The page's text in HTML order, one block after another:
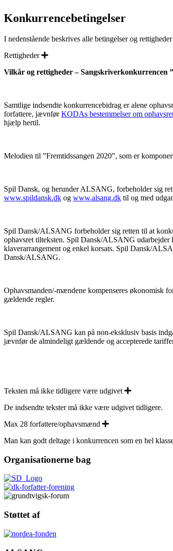
Konkurrencebetingelser
I nedenstående beskrives alle betingelser og
Rettigheder
Expand
Vilkår og rettigheder – Sangskriverkonkurrencen
Samtlige indsendte konkurrencebidrag er alene
forfattere, jævnførKODAs bestemmelser om
hjælp hertil.
Melodien til ”Fremtidssangen 2020”, som er
Spil Dansk, og herunder ALSANG, forbeholder sig
www.spildansk.dk og www.alsang.dk til og med
Spil Dansk/ALSANG forbeholder sig retten til at
ophavsret tilteksten. Spil Dansk/ALSANG udarbejder
klaverarrangement og enkel korsats. Spil Dansk/
Dansk/ALSANG.
Ophavsmanden/-mændene kompenseres økonomisk
gældende regler.
Spil Dansk/ALSANG kan på non-eksklusiv basis
jævnfør de almindeligt gældende og accepterede
Teksten må ikke tidligere være udgivet Expand
De indsendte tekster må ikke være udgivet tidligere.
Max 28 forfattere/ophavsmænd
Expand
Man kan godt deltage i konkurrencen som en hel
Organisationerne bag
Støttet af